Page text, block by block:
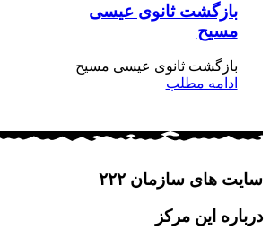
بازگشت ثانوی عیسی
مسیح
بازگشت ثانوی عیسی مسیح
ادامه مطلب
سایت های سازمان ۲۲۲
درباره این مرکز